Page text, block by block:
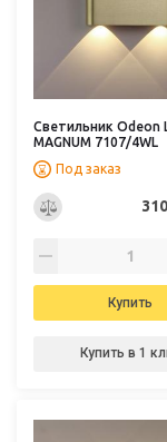
Светильник Odeon
MAGNUM 7107/4WL
Под заказ
Купить
Купить в 1